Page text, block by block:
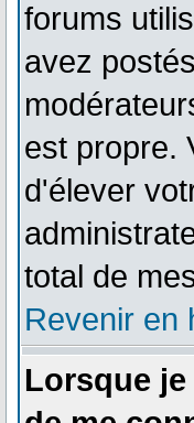
forums
avez
est propre.
d'élever
total de
Revenir en
Lorsque